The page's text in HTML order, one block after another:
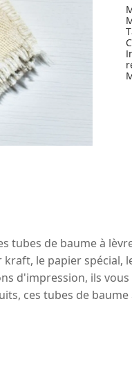
de baume à
le papier
d'impression, ils
ces tubes de